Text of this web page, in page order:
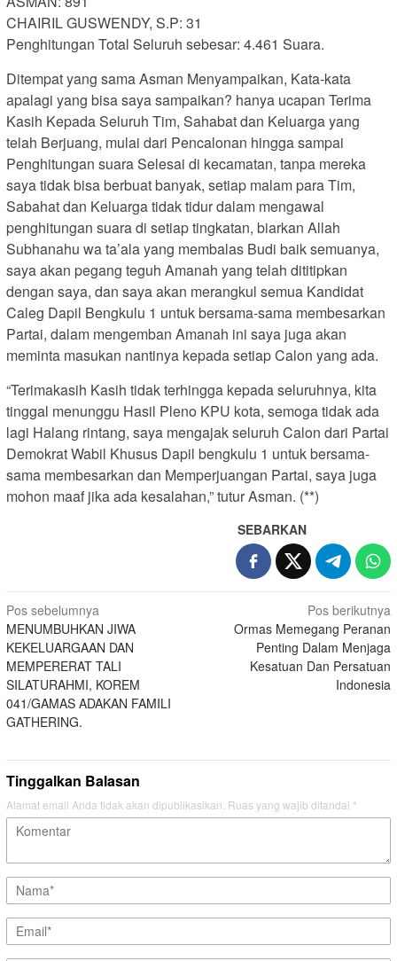
CHAIRIL GUSWENDY, S.P: 31
Penghitungan Total Seluruh sebesar: 4.461 Suara.
Ditempat yang sama Asman Menyampaikan, Kata-kata
apalagi yang bisa saya sampaikan? hanya ucapan Terima
Kasih Kepada Seluruh Tim, Sahabat dan Keluarga yang
telah Berjuang, mulai dari Pencalonan hingga sampai
Penghitungan suara Selesai di kecamatan, tanpa mereka
saya tidak bisa berbuat banyak, setiap malam para Tim,
Sabahat dan Keluarga tidak tidur dalam mengawal
penghitungan suara di setiap tingkatan, biarkan Allah
Subhanahu wa ta’ala yang membalas Budi baik semuanya,
saya akan pegang teguh Amanah yang telah dititipkan
dengan saya, dan saya akan merangkul semua Kandidat
Caleg Dapil Bengkulu 1 untuk bersama-sama membesarkan
Partai, dalam mengemban Amanah ini saya juga akan
meminta masukan nantinya kepada setiap Calon yang ada.
“Terimakasih Kasih tidak terhingga kepada seluruhnya, kita
tinggal menunggu Hasil Pleno KPU kota, semoga tidak ada
lagi Halang rintang, saya mengajak seluruh Calon dari Partai
Demokrat Wabil Khusus Dapil bengkulu 1 untuk bersama-
sama membesarkan dan Memperjuangan Partai, saya juga
mohon maaf jika ada kesalahan,” tutur Asman. (**)
SEBARKAN
Navigasi
pos
Pos sebelumnya
MENUMBUHKAN JIWA
KEKELUARGAAN DAN
MEMPERERAT TALI
SILATURAHMI, KOREM
041/GAMAS ADAKAN FAMILI
GATHERING.
Pos berikutnya
Ormas Memegang Peranan
Penting Dalam Menjaga
Kesatuan Dan Persatuan
Indonesia
Tinggalkan Balasan
Alamat email Anda tidak akan dipublikasikan. Ruas yang wajib ditandai *